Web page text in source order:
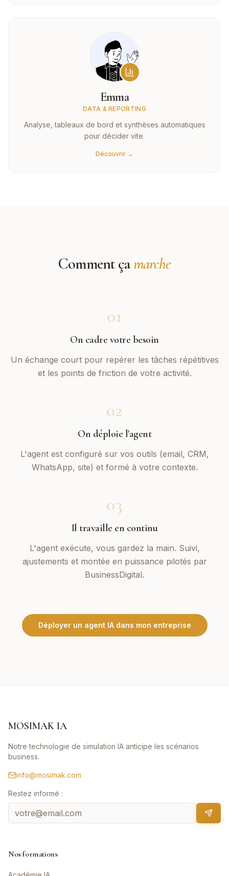
Emma
DATA & REPORTING
Analyse, tableaux de bord et synthèses automatiques
pour décider vite.
Découvrir →
Comment çamarche
01
On cadre votre besoin
Un échange court pour repérer les tâches répétitives
et les points de friction de votre activité.
02
On déploie l'agent
L'agent est configuré sur vos outils (email, CRM,
WhatsApp, site) et formé à votre contexte.
03
Il travaille en continu
L'agent exécute, vous gardez la main. Suivi,
ajustements et montée en puissance pilotés par
BusinessDigital.
Déployer un agent IA dans mon entreprise
MOSIMAK IA
Notre technologie de simulation IA anticipe les scénarios
business.
info@mosimak.com
Restez informé :
Nos formations